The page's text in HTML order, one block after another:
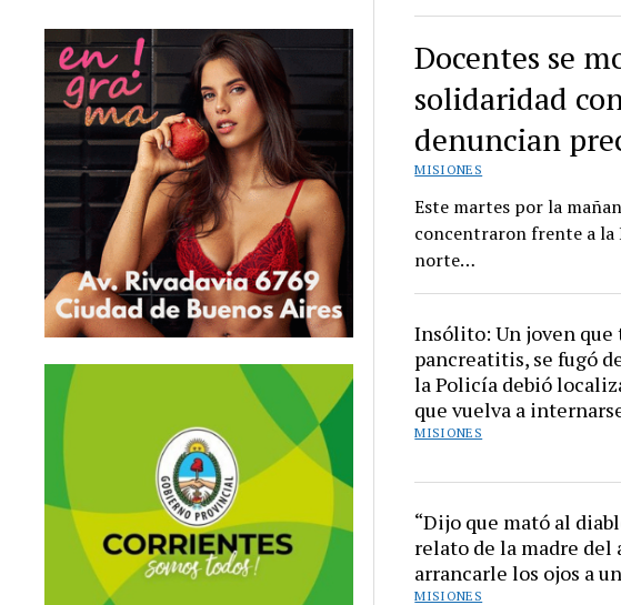
Docentes se
solidaridad
denuncian
MISIONES
Este martes por la
concentraron frente a la
norte…
Insólito: Un joven que
pancreatitis, se fugó
la Policía debió
que vuelva a
MISIONES
“Dijo que mató al
relato de la madre del
arrancarle los ojos a
MISIONES